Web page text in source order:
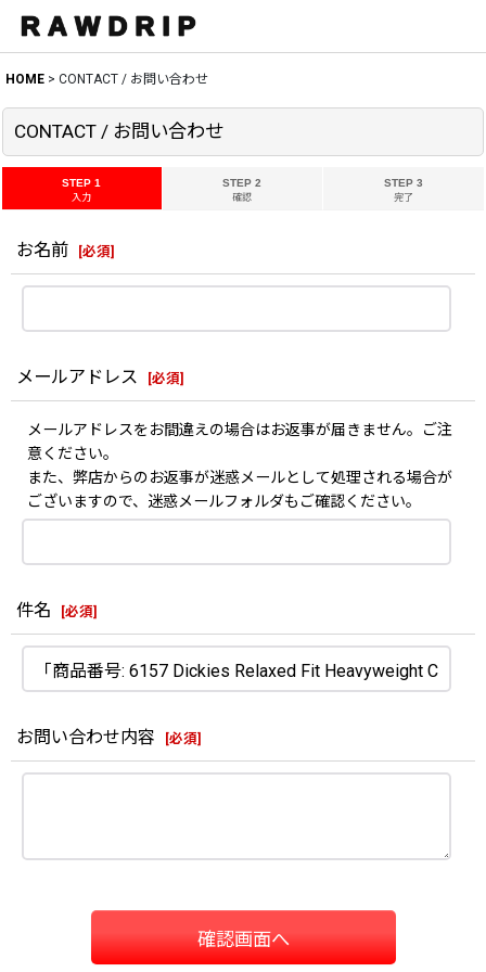
HOME > CONTACT / お問い合わせ
CONTACT / お問い合わせ
STEP 1
入力
STEP 2
確認
STEP 3
完了
お名前 [必須]
メールアドレス [必須]
メールアドレスをお間違えの場合はお返事が届きません。ご注
意ください。
また、弊店からのお返事が迷惑メールとして処理される場合が
ございますので、迷惑メールフォルダもご確認ください。
件名 [必須]
お問い合わせ内容 [必須]
確認画面へ